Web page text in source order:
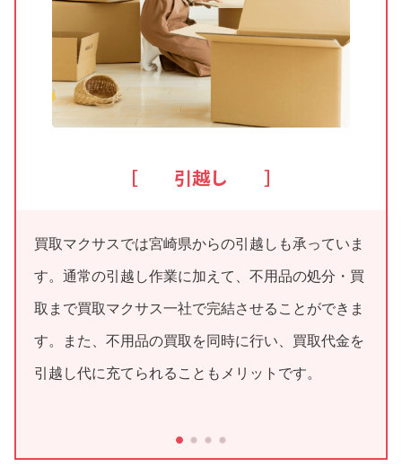
［ 引越し ］
買取マクサスでは宮崎県からの引越しも承っていま
す。通常の引越し作業に加えて、不用品の処分・買
取まで買取マクサス一社で完結させることができま
す。また、不用品の買取を同時に行い、買取代金を
引越し代に充てられることもメリットです。